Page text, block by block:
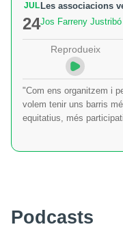
JUL
24
Les associacions
Jos Farreny Justribó
Reprodueix
"Com ens organitzem i
volem tenir uns barris
equitatius, més
Podcasts